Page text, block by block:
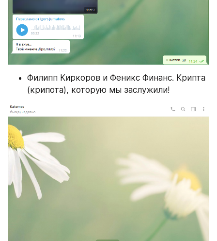
Филипп Киркоров и Феникс Финанс. Крипта
(крипота), которую мы заслужили!